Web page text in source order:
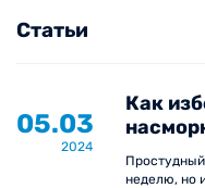
хроническая
тонзиллит,
частые
прочие
Статьи
05.03
2024
Как
неделю, но